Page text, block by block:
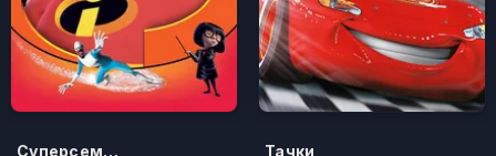
Суперсемейка Тачки